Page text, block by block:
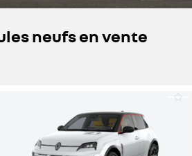
neufs en vente